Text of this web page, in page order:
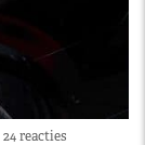
24 reacties